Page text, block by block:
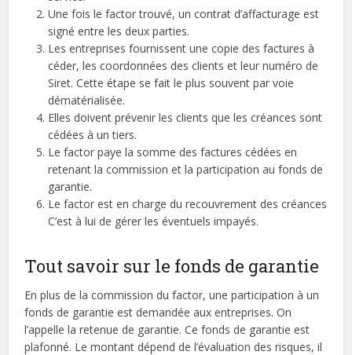
Une fois le factor trouvé, un contrat d’affacturage est
signé entre les deux parties.
Les entreprises fournissent une copie des factures à
céder, les coordonnées des clients et leur numéro de
Siret. Cette étape se fait le plus souvent par voie
dématérialisée.
Elles doivent prévenir les clients que les créances sont
cédées à un tiers.
Le factor paye la somme des factures cédées en
retenant la commission et la participation au fonds de
garantie.
Le factor est en charge du recouvrement des créances
C’est à lui de gérer les éventuels impayés.
Tout savoir sur le fonds de garantie
En plus de la commission du factor, une participation à un
fonds de garantie est demandée aux entreprises. On
l’appelle la retenue de garantie. Ce fonds de garantie est
plafonné. Le montant dépend de l’évaluation des risques, il